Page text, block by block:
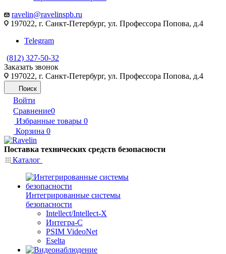
ravelin@ravelinspb.ru
197022, г. Санкт-Петербург, ул. Профессора Попова, д.4
Telegram
(812) 327-50-32
Заказать звонок
197022, г. Санкт-Петербург, ул. Профессора Попова, д.4
Поиск
Войти
Сравнение0
Избранные товары 0
Корзина 0
Поставка технических средств безопасности
Каталог
Интегрированные системы
безопасности
Intellect/Intellect-X
Интегра-С
PSIM VideoNet
Eselta